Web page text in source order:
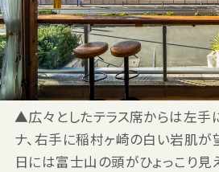
▲広々としたテラス席からは左手
ナ、右手に稲村ヶ崎の白い岩肌が
日には富士山の頭がひょっこり見